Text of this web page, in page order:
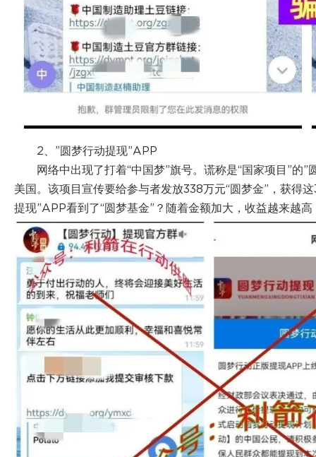
2、”圆梦行动提现”APP
网络中出现了打着“中国梦”旗号。谎称是“国家项目”的
美国。该项目宣传要给参与者发放338万元“圆梦金”，获得
提现”APP看到了“圆梦基金”？随着金额加大，收益越来越